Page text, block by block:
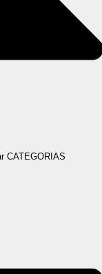
CATEGORIAS